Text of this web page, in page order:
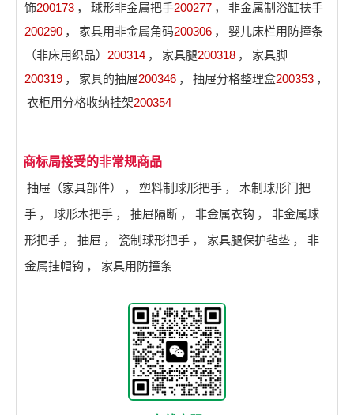
饰200173 ， 球形非金属把手200277 ，
非金属制浴缸扶手
200290 ， 家具用非金属角码200306 ，
婴儿床栏用防撞条
（非床用织品） 200314 ， 家具腿200318 ，
家具脚
200319 ， 家具的抽屉200346 ， 抽屉分格整理盒200353 ，
衣柜用分格收纳挂架200354
商标局接受的非常规商品
抽屉（家具部件）
， 塑料制球形把手 ，
木制球形门把
手 ， 球形木把手 ， 抽屉隔断 ， 非金属衣钩 ，
非金属球
形把手 ， 抽屉 ， 瓷制球形把手 ， 家具腿保护毡垫 ，
非
金属挂帽钩 ， 家具用防撞条